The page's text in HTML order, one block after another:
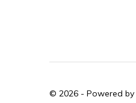
© 2026 - Powered by